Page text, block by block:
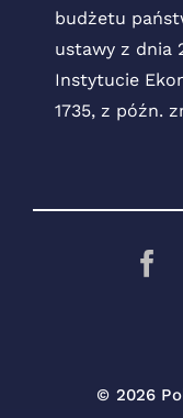
budżetu
ustawy z dnia
Instytucie
1735, z późn.
© 2026